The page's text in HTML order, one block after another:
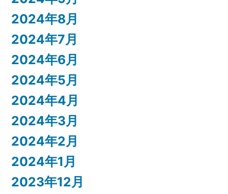
2024年8月
2024年7月
2024年6月
2024年5月
2024年4月
2024年3月
2024年2月
2024年1月
2023年12月